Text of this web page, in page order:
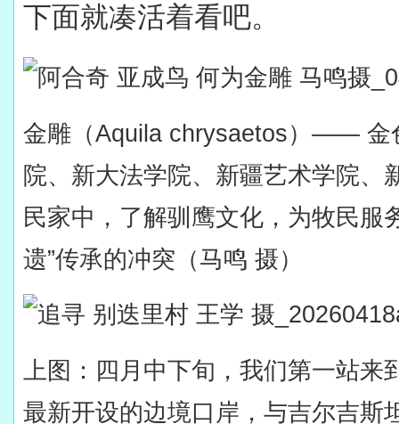
下面就凑活着看吧。
金雕 （Aquila chrysaetos）—— 金
院、新大法学院、新疆艺术学院、
民家中，了解驯鹰文化，为牧民服
遗”传承的冲突（马鸣 摄）
上图：四月中下旬，我们第一站
最新开设的边境口岸，与吉尔吉斯